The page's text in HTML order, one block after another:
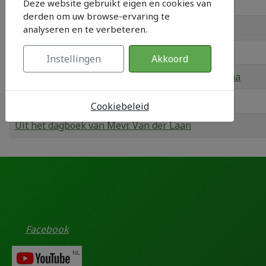
De Landbouwschool 1939 - 1962
De Landverhuizing
De Vrije Pion
Het Reproductie portret H.M. Koningin Wilhelmina
Uit een boedelbeschrijving in 1836
Uit het dagboek van Mevr. Van der Laan
Facebook
Deze website gebruikt eigen en cookies van
derden om uw browse-ervaring te
analyseren en te verbeteren.
Instellingen Akkoord
Cookiebeleid